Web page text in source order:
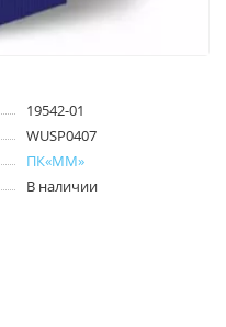
19542-01
WUSP0407
ПК«ММ»
В наличии